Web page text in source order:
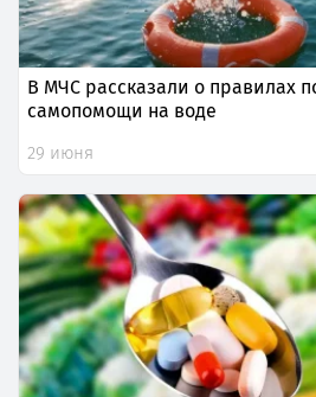
В МЧС рассказали о правилах
самопомощи на воде
29 июня